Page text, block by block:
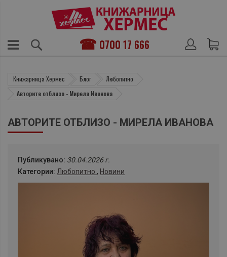
0700 17 666
Книжарница Хермес Блог
Любопитно
Авторите отблизо - Мирела Иванова
АВТОРИТЕ ОТБЛИЗО - МИРЕЛА ИВАНОВА
Публикувано: 30.04.2026 г.
Категории: Любопитно , Новини